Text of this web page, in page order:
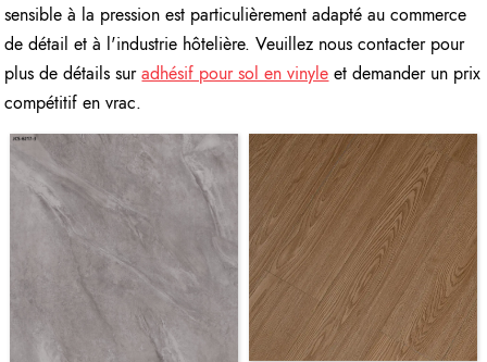
sensible à la pression est particulièrement adapté au commerce
de détail et à l'industrie hôtelière. Veuillez nous contacter pour
plus de détails suradhésif pour sol en vinyle et demander un prix
compétitif en vrac.